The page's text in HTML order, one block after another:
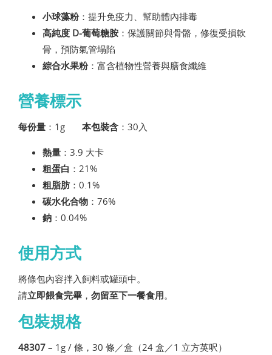
小球藻粉：提升免疫力、幫助體內排毒
高純度 D-葡萄糖胺 ：保護關節與骨骼，修復受損軟
骨，預防氣管塌陷
綜合水果粉：富含植物性營養與膳食纖維
營養標示
每份量 ：1g 本包裝含 ：30入
熱量 ：3.9 大卡
粗蛋白 ：21%
粗脂肪：0.1%
碳水化合物 ：76%
鈉 ：0.04%
使用方式
將條包內容拌入飼料或罐頭中。
請立即餵食完畢 ， 勿留至下一餐食用。
包裝規格
48307 – 1g / 條，30 條／盒（24 盒／1 立方英呎）